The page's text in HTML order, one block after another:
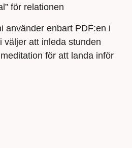
för relationen
använder enbart PDF:en i
väljer att inleda stunden
för att landa inför